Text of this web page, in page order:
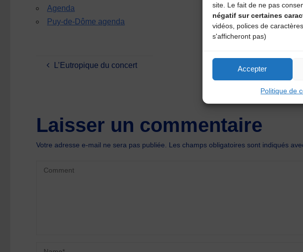
site. Le fait de ne pas
négatif sur certaines
vidéos, polices de
s'afficheront pas)
Accepter
Politique de
Agenda
Puy-de-Dôme agenda
L’Eutropique du concert
Laisser un commentaire
Votre adresse e-mail ne sera pas publiée. Les champs obligatoires sont indiqués